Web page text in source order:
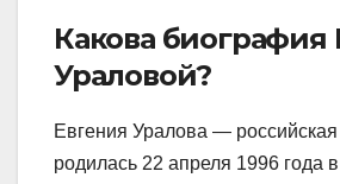
Какова биография
Ураловой?
Евгения Уралова — российская
родилась 22 апреля 1996 года